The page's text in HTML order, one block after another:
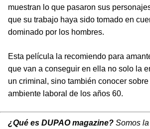
muestran lo que pasaron sus
que su trabajo haya sido tomado en
dominado por los hombres.
Esta película la recomiendo para
que van a conseguir en ella no solo la
un criminal, sino también conocer sobre
ambiente laboral de los años 60.
¿Qué es DUPAO magazine? Somos